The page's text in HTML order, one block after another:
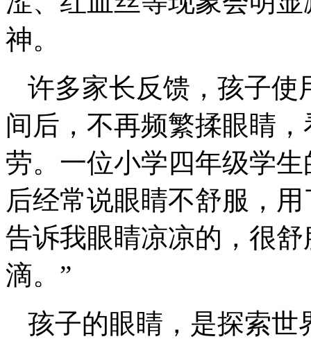
神。
许多家长反馈，孩子使
间后，不再频繁揉眼睛
劳。一位小学四年级学
后经常说眼睛不舒服，
告诉我眼睛凉凉的，很
滴。”
孩子的眼睛，是探索世